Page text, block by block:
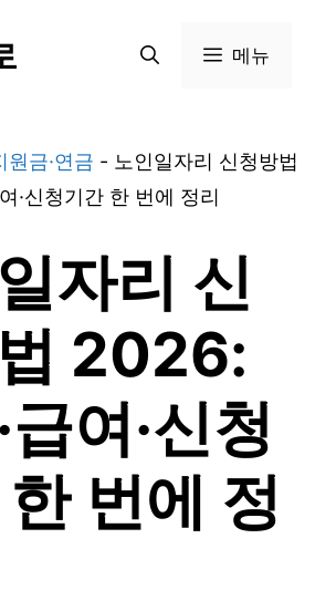
메뉴
원금·연금 - 노인일자리 신청방법
·신청기간 한 번에 정리
자리 신
2026:
급여·신청
번에 정